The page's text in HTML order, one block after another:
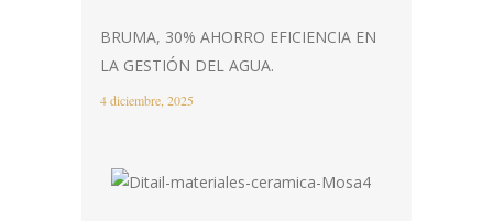
BRUMA, 30% AHORRO EFICIENCIA EN
LA GESTIÓN DEL AGUA.
4 diciembre, 2025